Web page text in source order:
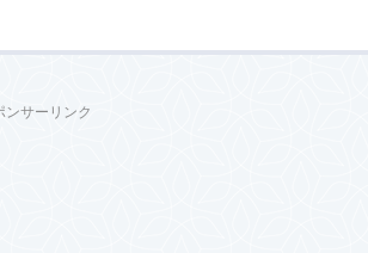
ンサーリンク